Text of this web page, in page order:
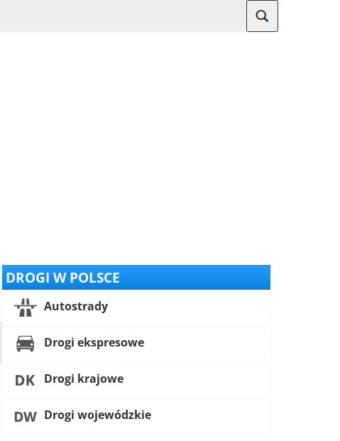
DROGI W POLSCE
Autostrady
Drogi ekspresowe
Drogi krajowe
Drogi wojewódzkie